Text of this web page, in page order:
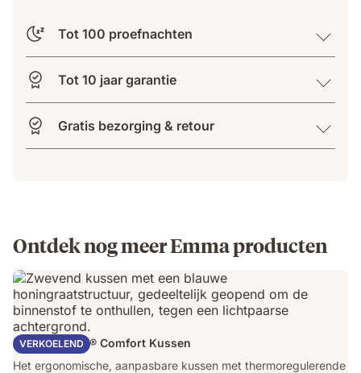
Tot 100 proefnachten
Tot 10 jaar garantie
Gratis bezorging & retour
Ontdek nog meer Emma producten
VERKOELEND
Emma AirGrid® Comfort Kussen
Het ergonomische, aanpasbare kussen met thermoregulerende